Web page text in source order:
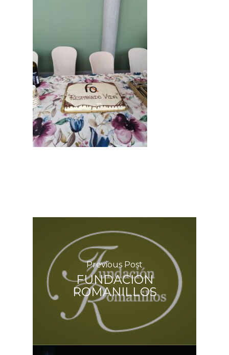
Previous Post
FUNDACION
ROMANILLOS